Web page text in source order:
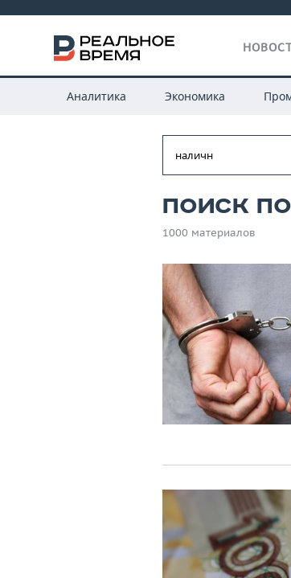
Аналитика Экономика
Поиск
1000 материалов